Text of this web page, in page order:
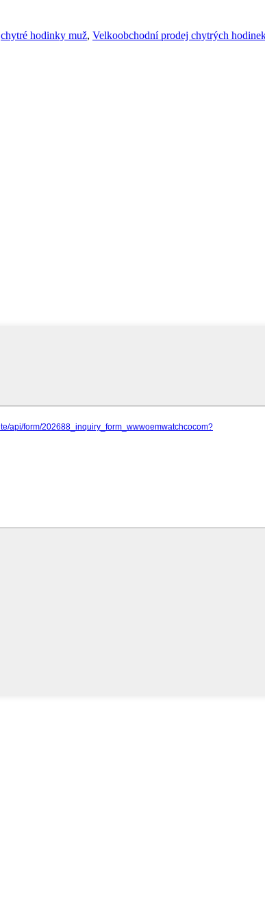
chytré hodinky muž, Velkoobchodní prodej chytrých